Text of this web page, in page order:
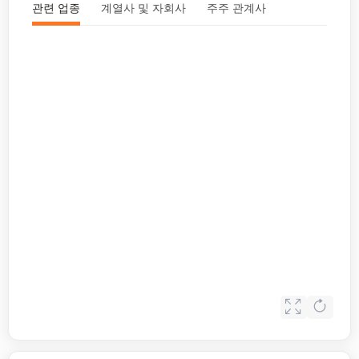
관련 업종 계열사 및 자회사 주주 관계사